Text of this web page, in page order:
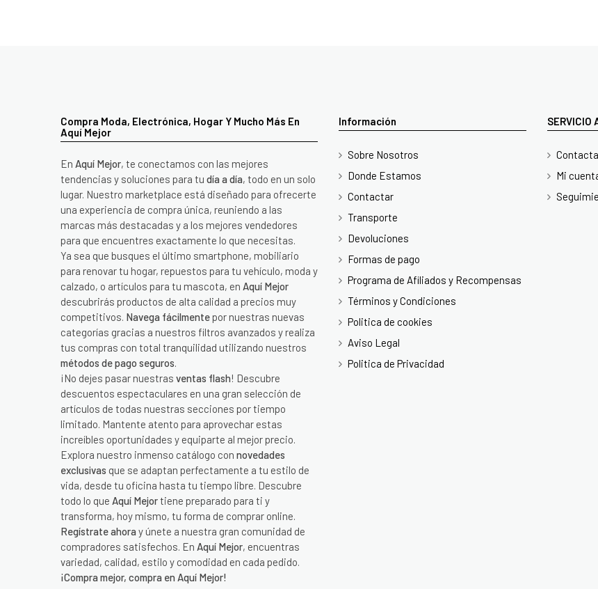
Compra Moda, Electrónica, Hogar Y Mucho Más En
Aquí Mejor
En Aquí Mejor, te conectamos con las mejores
tendencias y soluciones para tu día a día, todo en un solo
lugar. Nuestro marketplace está diseñado para ofrecerte
una experiencia de compra única, reuniendo a las
marcas más destacadas y a los mejores vendedores
para que encuentres exactamente lo que necesitas.
Ya sea que busques el último smartphone, mobiliario
para renovar tu hogar, repuestos para tu vehículo, moda y
calzado, o artículos para tu mascota, en Aquí Mejor
descubrirás productos de alta calidad a precios muy
competitivos. Navega fácilmente por nuestras nuevas
categorías gracias a nuestros filtros avanzados y realiza
tus compras con total tranquilidad utilizando nuestros
métodos de pago seguros.
¡No dejes pasar nuestras ventas flash! Descubre
descuentos espectaculares en una gran selección de
artículos de todas nuestras secciones por tiempo
limitado. Mantente atento para aprovechar estas
increíbles oportunidades y equiparte al mejor precio.
Explora nuestro inmenso catálogo con novedades
exclusivas que se adaptan perfectamente a tu estilo de
vida, desde tu oficina hasta tu tiempo libre. Descubre
todo lo que Aquí Mejortiene preparado para ti y
transforma, hoy mismo, tu forma de comprar online.
Regístrate ahora y únete a nuestra gran comunidad de
compradores satisfechos. En Aquí Mejor, encuentras
variedad, calidad, estilo y comodidad en cada pedido.
¡Compra mejor, compra en Aquí Mejor!
Información
Sobre Nosotros
Donde Estamos
Contactar
Transporte
Devoluciones
Formas de pago
Programa de Afiliados y Recompensas
Términos y Condiciones
Politica de cookies
Aviso Legal
Politica de Privacidad
SERVICIO
Mi